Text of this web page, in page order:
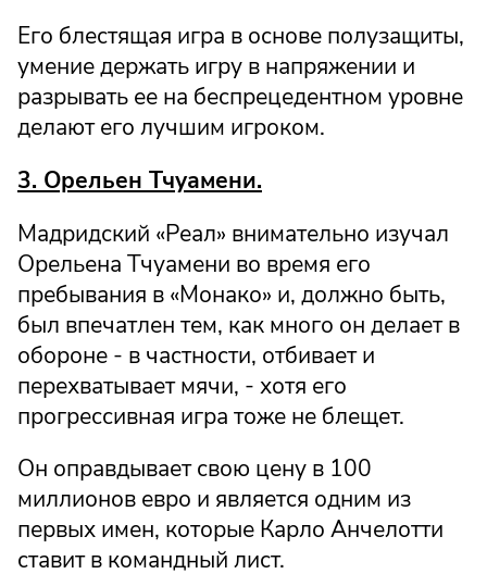
Его блестящая игра в основе полузащиты,
умение держать игру в напряжении и
разрывать ее на беспрецедентном уровне
делают его лучшим игроком.
3. Орельен Тчуамени.
Мадридский «Реал» внимательно изучал
Орельена Тчуамени во время его
пребывания в «Монако» и, должно быть,
был впечатлен тем, как много он делает в
обороне - в частности, отбивает и
перехватывает мячи, - хотя его
прогрессивная игра тоже не блещет.
Он оправдывает свою цену в 100
миллионов евро и является одним из
первых имен, которые Карло Анчелотти
ставит в командный лист.